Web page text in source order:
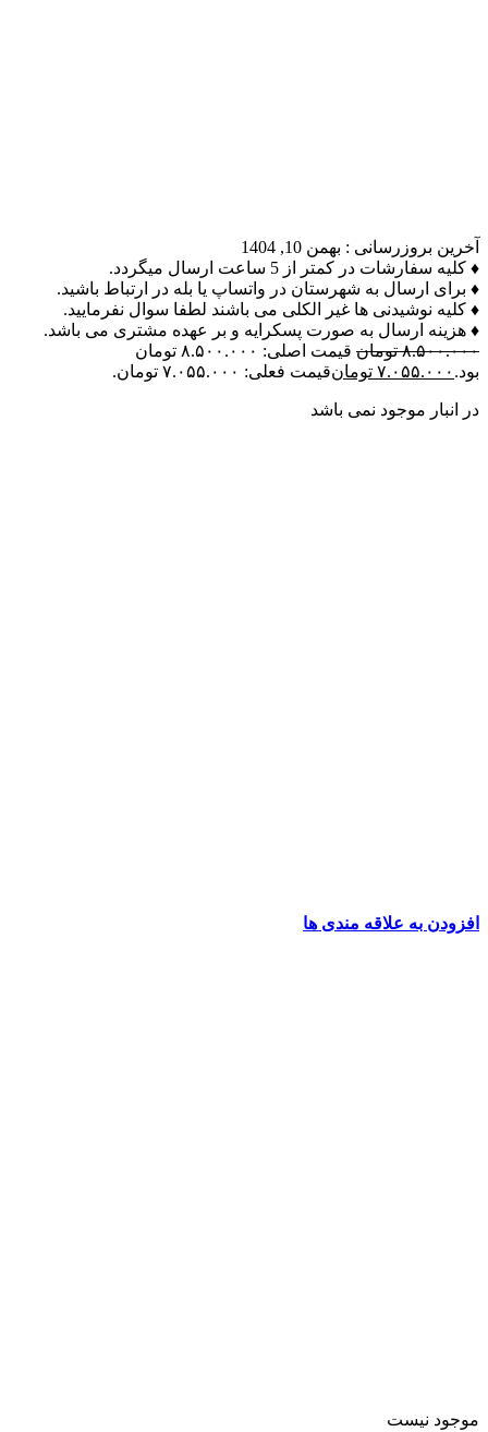
آخرین بروزرسانی : بهمن 10, 1404
♦ کلیه سفارشات در کمتر از 5 ساعت ارسال میگردد.
♦ برای ارسال به شهرستان در واتساپ یا بله در ارتباط باشید.
♦ کلیه نوشیدنی ها غیر الکلی می باشند لطفا سوال نفرمایید.
♦ هزینه ارسال به صورت پسکرایه و بر عهده مشتری می باشد.
۸.۵۰۰.۰۰۰ تومان
قیمت اصلی: ۸.۵۰۰.۰۰۰ تومان
بود. ۷.۰۵۵.۰۰۰ تومانقیمت فعلی: ۷.۰۵۵.۰۰۰ تومان.
در انبار موجود نمی باشد
افزودن به علاقه مندی ها
موجود نیست